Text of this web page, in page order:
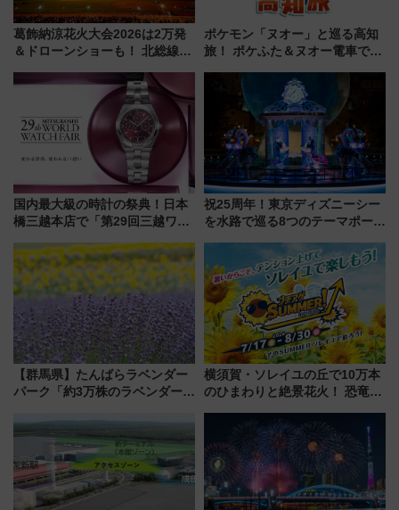
葛飾納涼花火大会2026は2万発
＆ドローンショーも！ 北総線を
車、観覧スポット情報と周辺観
光まとめ（7/28開催）
ポケモン「ヌオー」と巡る高知
旅！ ポケふた＆ヌオー電車で楽
路の絶景と絶品グルメを満喫！
（7月18日スタート）
国内最大級の時計の祭典！日本
橋三越本店で「第29回三越ワー
【2026年8月5日～25日】
祝25周年！東京ディズニーシー
を水路で巡る8つのテーマポート
【群馬県】たんばらラベンダー
パーク「約3万株のラベンダー」
で都心から約1時間半で夏の絶景
横須賀・ソレイユの丘で10万本
のひまわりと絶景花火！ 恐竜や
帰りお出かけ最新情報（2026年
7月17日～開催）